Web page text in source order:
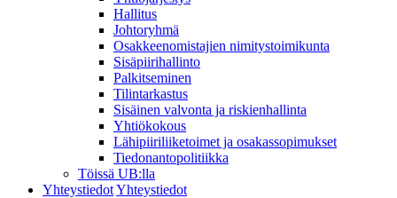
Hallitus
Johtoryhmä
Osakkeenomistajien nimitystoimikunta
Sisäpiirihallinto
Palkitseminen
Tilintarkastus
Sisäinen valvonta ja riskienhallinta
Yhtiökokous
Lähipiiriliiketoimet ja osakassopimukset
Tiedonantopolitiikka
Töissä UB:lla
YhteystiedotYhteystiedot